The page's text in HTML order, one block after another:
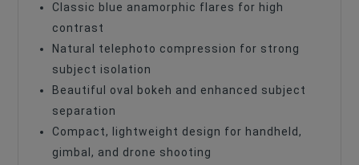
Classic blue anamorphic flares for high
contrast
Natural telephoto compression for strong
subject isolation
Beautiful oval bokeh and enhanced subject
separation
Compact, lightweight design for handheld,
gimbal, and drone shooting